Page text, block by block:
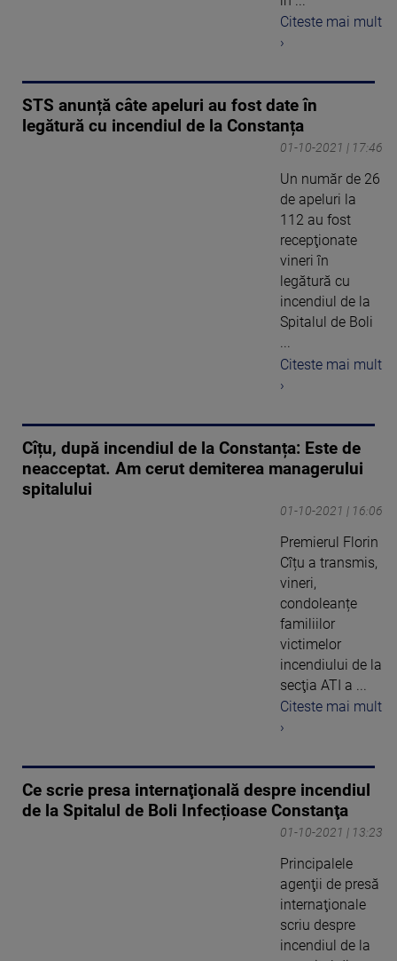
Citeste mai mult
›
STS anunță câte apeluri au fost date în
legătură cu incendiul de la Constanța
01-10-2021 | 17:46
Un număr de 26
de apeluri la
112 au fost
recepţionate
vineri în
legătură cu
incendiul de la
Spitalul de Boli
...
Citeste mai mult
›
Cîțu, după incendiul de la Constanța: Este de
neacceptat. Am cerut demiterea managerului
spitalului
01-10-2021 | 16:06
Premierul Florin
Cîțu a transmis,
vineri,
condoleanțe
familiilor
victimelor
incendiului de la
secţia ATI a ...
Citeste mai mult
›
Ce scrie presa internaţională despre incendiul
de la Spitalul de Boli Infecțioase Constanţa
01-10-2021 | 13:23
Principalele
agenţii de presă
internaţionale
scriu despre
incendiul de la